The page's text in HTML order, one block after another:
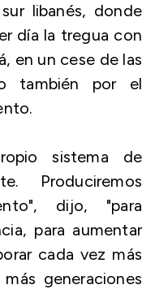
libanés, donde
día la tregua con
en un cese de las
también por el
sistema de
Produciremos
dijo, "para
para aumentar
cada vez más
generaciones